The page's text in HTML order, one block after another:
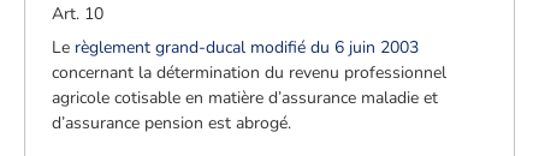
Art. 10
Le règlement grand-ducal modifié du 6 juin 2003
concernant la détermination du revenu professionnel
agricole cotisable en matière d’assurance maladie et
d’assurance pension est abrogé.